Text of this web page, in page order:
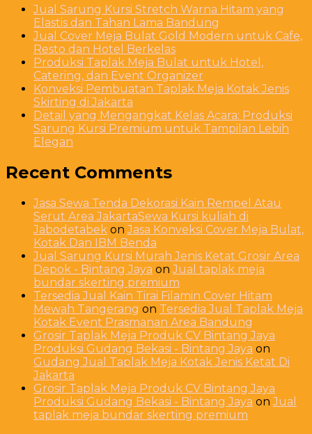
Jual Sarung Kursi Stretch Warna Hitam yang
Elastis dan Tahan Lama Bandung
Jual Cover Meja Bulat Gold Modern untuk Cafe,
Resto dan Hotel Berkelas
Produksi Taplak Meja Bulat untuk Hotel,
Catering, dan Event Organizer
Konveksi Pembuatan Taplak Meja Kotak Jenis
Skirting di Jakarta
Detail yang Mengangkat Kelas Acara: Produksi
Sarung Kursi Premium untuk Tampilan Lebih
Elegan
Recent Comments
Jasa Sewa Tenda Dekorasi Kain Rempel Atau
Serut Area JakartaSewa Kursi kuliah di
Jabodetabek onJasa Konveksi Cover Meja Bulat,
Kotak Dan IBM Benda
Jual Sarung Kursi Murah Jenis Ketat Grosir Area
Depok - Bintang Jaya onJual taplak meja
bundar skerting premium
Tersedia Jual Kain Tirai Filamin Cover Hitam
Mewah Tangerang on Tersedia Jual Taplak Meja
Kotak Event Prasmanan Area Bandung
Grosir Taplak Meja Produk CV Bintang Jaya
Produksi Gudang Bekasi - Bintang Jaya on
Gudang Jual Taplak Meja Kotak Jenis Ketat Di
Jakarta
Grosir Taplak Meja Produk CV Bintang Jaya
Produksi Gudang Bekasi - Bintang Jaya onJual
taplak meja bundar skerting premium